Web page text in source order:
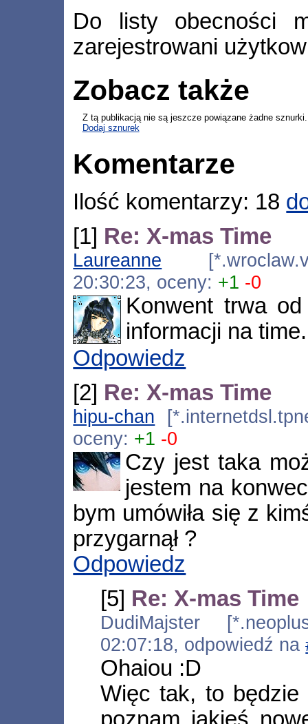
Do listy obecności
zarejestrowani
Zobacz także
Z tą publikacją nie są jeszcze powiązane żadne sznurki.
Dodaj sznurek
Komentarze
Ilość komentarzy: 18
[1] Re: X-mas Time
Laureanne
20:30:23, oceny: +1 -0
Konwent trwa
informacji na
Odpowiedz
[2] Re: X-mas Time
hipu-chan
oceny: +1 -0
Czy jest taka
jestem na
bym umówiła się z
przygarnął ?
Odpowiedz
[5] Re: X-mas Time
DudiMajster
02:07:18, odpowiedź na
Ohaiou :D
Więc tak, to